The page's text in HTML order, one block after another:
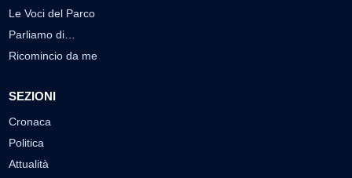
Le Voci del Parco
Parliamo di…
Ricomincio da me
SEZIONI
Cronaca
Politica
Attualità